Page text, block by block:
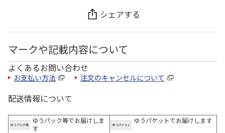
シェアする
マークや記載内容について
よくあるお問い合わせ
お支払い方法 注文のキャンセルについて
配送情報について
ゆうパック等でお届けしま
す
ゆうパケットでお届けします